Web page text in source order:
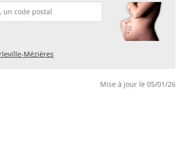
Mézières
Mise à jour le 05/01/26